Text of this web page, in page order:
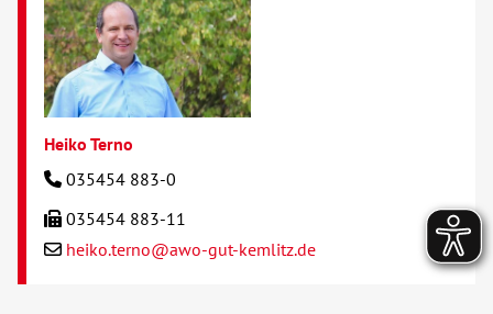
Heiko Terno
035454 883-0
035454 883-11
heiko.terno@awo-gut-kemlitz.de